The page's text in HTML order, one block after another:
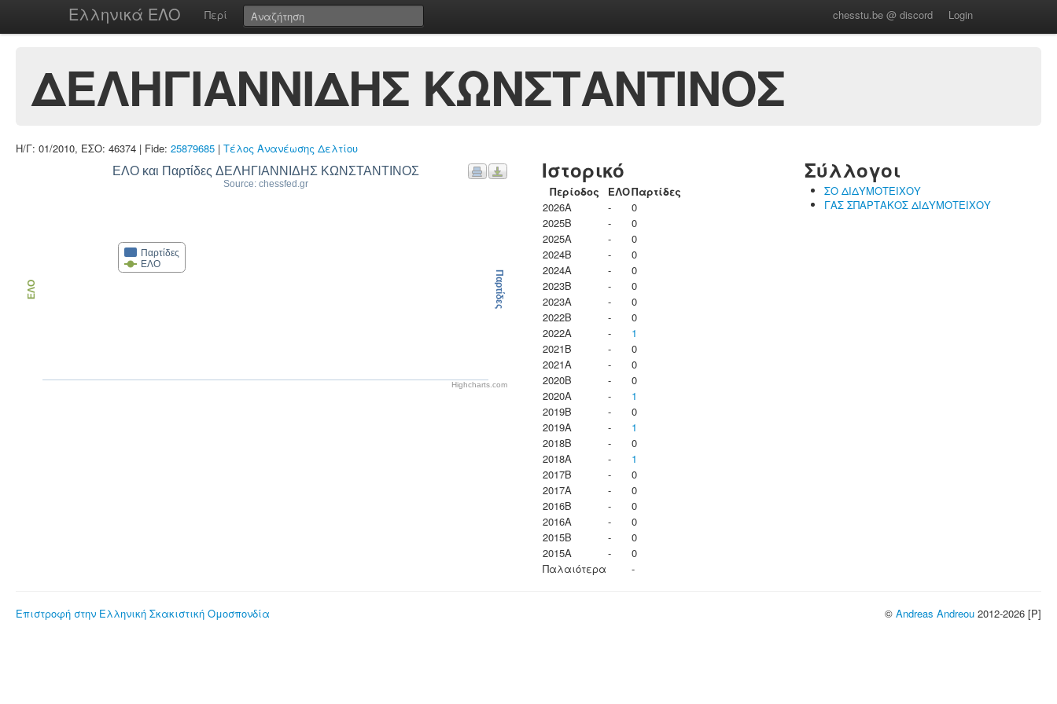
Ελληνικά ΕΛΟ Περί chesstu.be @ discord Login
ΔΕΛΗΓΙΑΝΝΙΔΗΣ ΚΩΝΣΤΑΝΤΙΝΟΣ
Η/Γ: 01/2010, ΕΣΟ: 46374 | Fide: 25879685 | Τέλος Ανανέωσης Δελτίου
ΕΛΟ και Παρτίδες ΔΕΛΗΓΙΑΝΝΙΔΗΣ ΚΩΝΣΤΑΝΤΙΝΟΣ
Source: chessfed.gr
Παρτίδες
ΕΛΟ
ΕΛΟ Παρτίδες
Highcharts.com
Ιστορικό
Περίοδος ΕΛΟΠαρτίδες
2026A
-
0
2025B
-
0
2025A
-
0
2024B
-
0
2024A
-
0
2023B
-
0
2023Α
-
0
2022B
-
0
2022A
-
1
2021B
-
0
2021A
-
0
2020B
-
0
2020A
-
1
2019B
-
0
2019A
-
1
2018B
-
0
2018A
-
1
2017B
-
0
2017A
-
0
2016B
-
0
2016A
-
0
2015B
-
0
2015A
-
0
Παλαιότερα
-
Σύλλογοι
ΣΟ ΔΙΔΥΜΟΤΕΙΧΟΥ
ΓΑΣ ΣΠΑΡΤΑΚΟΣ ΔΙΔΥΜΟΤΕΙΧΟΥ
Επιστροφή στην Ελληνική Σκακιστική Ομοσπονδία © Andreas Andreou 2012-2026 [P]